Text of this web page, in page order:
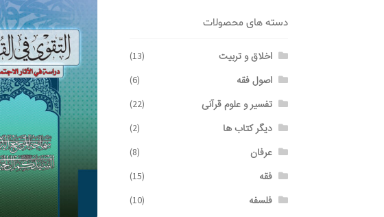
دسته های محصولات
اخلاق و تربیت (13)
اصول فقه (6)
تفسیر و علوم قرآنی (22)
دیگر کتاب ها (2)
عرفان (8)
فقه (15)
فلسفه (10)